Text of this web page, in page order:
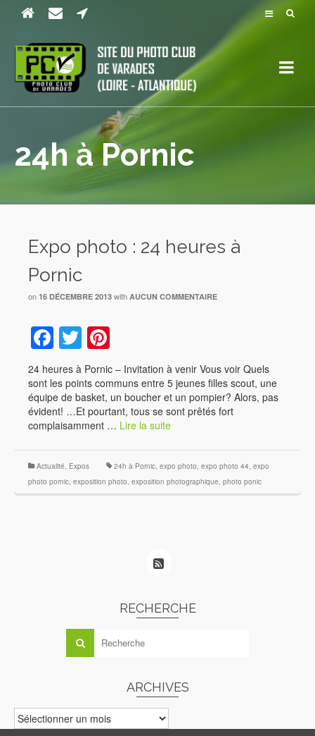
24h à Pornic
Expo photo : 24 heures à
Pornic
on 16 DÉCEMBRE 2013 with AUCUN COMMENTAIRE
Facebook
Twitter
24 heures à Pornic – Invitation à venir Vous voir Quels
sont les points communs entre 5 jeunes filles scout, une
équipe de basket, un boucher et un pompier? Alors, pas
évident! …Et pourtant, tous se sont prêtés fort
complaisamment … Lire la suite
Actualité, Expos 24h à Pornic, expo photo, expo photo 44, expo
photo pornic, exposition photo, exposition photographique, photo ponic
RECHERCHE
ARCHIVES
ARCHIVES